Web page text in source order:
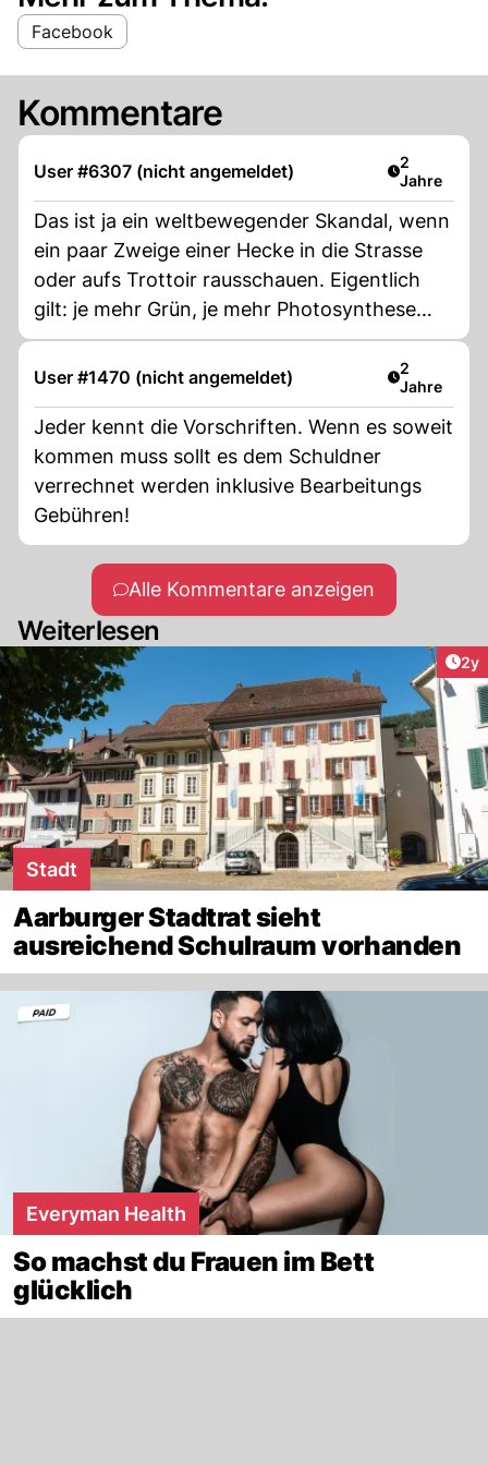
Facebook
Kommentare
User #6307 (nicht angemeldet) Artikel
2
Jahre
Das ist ja ein weltbewegender Skandal, wenn
ein paar Zweige einer Hecke in die Strasse
oder aufs Trottoir rausschauen. Eigentlich
gilt: je mehr Grün, je mehr Photosynthese
und damit erhöhte CO2-Bindung. Aber der
Amtsschimmel sieht das anders, wenn er
User #1470 (nicht angemeldet) Artikel
2
Jahre
Jeder kennt die Vorschriften. Wenn es soweit
kommen muss sollt es dem Schuldner
verrechnet werden inklusive Bearbeitungs
Gebühren!
Alle Kommentare anzeigen
Weiterlesen
2y
Stadt
Aarburger Stadtrat sieht
ausreichend Schulraum vorhanden
Everyman Health
So machst du Frauen im Bett
glücklich